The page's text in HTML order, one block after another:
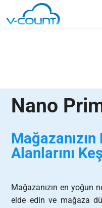
Nano
Mağazanızın
Alanlarını
Mağazanızın en yoğun
elde edin ve mağaza